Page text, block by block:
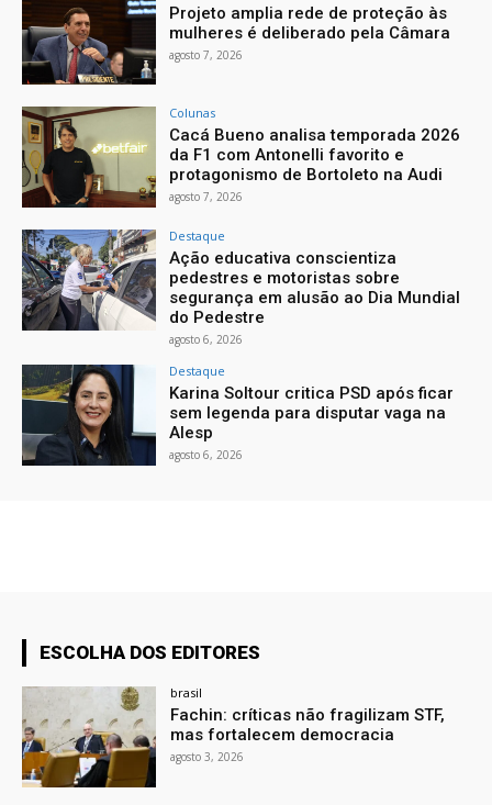
Projeto amplia rede de proteção às
mulheres é deliberado pela Câmara
agosto 7, 2026
Colunas
Cacá Bueno analisa temporada 2026
da F1 com Antonelli favorito e
protagonismo de Bortoleto na Audi
agosto 7, 2026
Destaque
Ação educativa conscientiza
pedestres e motoristas sobre
segurança em alusão ao Dia Mundial
do Pedestre
agosto 6, 2026
Destaque
Karina Soltour critica PSD após ficar
sem legenda para disputar vaga na
Alesp
agosto 6, 2026
ESCOLHA DOS EDITORES
brasil
Fachin: críticas não fragilizam STF,
mas fortalecem democracia
agosto 3, 2026